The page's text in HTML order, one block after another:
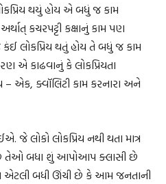
થયું હોય એ બધું જ કામ
કચરપટ્ટી કક્ષાનું કામ પણ
લોકપ્રિય થતું હોય તે બધું જ કામ
એ કાઢવાનું કે લોકપ્રિયતા
– એક, ક્વૉલિટી કામ કરનારા અને
લોકો લોકપ્રિય નથી થતા માત્ર
છે તેઓ બધા શું આપોઆપ ક્લાસી છે
એટલી બધી ઊંચી છે કે આમ જનતાની